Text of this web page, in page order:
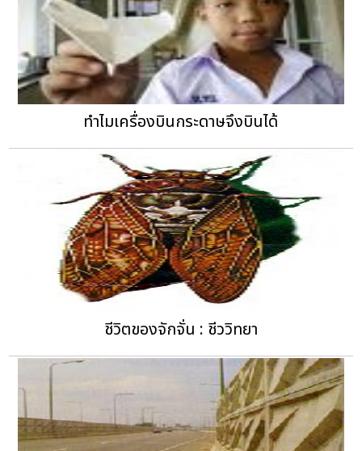
ทำไมเครื่องบินกระดาษจึงบินได้
ชีวิตของจักจั่น : ชีววิทยา